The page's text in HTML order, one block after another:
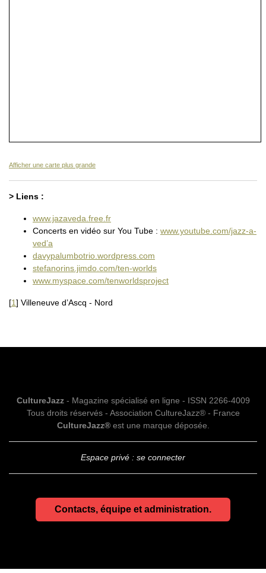
Afficher une carte plus grande
> Liens :
www.jazaveda.free.fr
Concerts en vidéo sur You Tube : www.youtube.com/jazz-a-
ved’a
davypalumbotrio.wordpress.com
stefanorins.jimdo.com/ten-worlds
www.myspace.com/tenworldsproject
[1] Villeneuve d’Ascq - Nord
CultureJazz- Magazine spécialisé en ligne - ISSN 2266-4009
Tous droits réservés - Association CultureJazz® - France
CultureJazz®est une marque déposée.
Espace privé : se connecter
Contacts, équipe et administration.